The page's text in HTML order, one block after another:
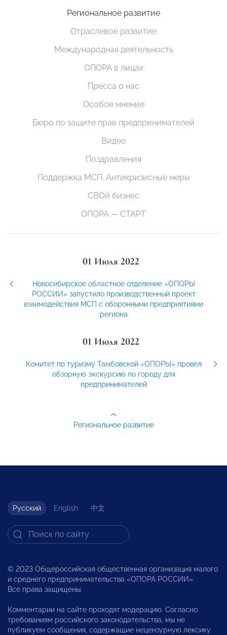
Региональное развитие
Отраслевое развитие
Международная деятельность
ОПОРА в лицах
Пресса о нас
Особое мнение
Бюро по защите прав предпринимателей
Видео
Поздравления
Поддержка МСП. Антикризисные меры
СВОй бизнес
ОПОРА — СТАРТ
01 Июля 2022
Новосибирское областное отделение «ОПОРЫ
РОССИИ» запустило производственный проект
взаимодействия МСП с оборонными предприятиями
региона
01 Июля 2022
Комитет по туризму Тамбовской «ОПОРЫ» провел
обзорную экскурсию по городу для
предпринимателей
Региональное развитие
Русский English 中文
© 2023 Общероссийская общественная организация малого
и среднего предпринимательства «ОПОРА РОССИИ».
Все права защищены.
Комментарии на сайте проходят модерацию. Согласно
требованиям российского законодательства, мы не
публикуем сообщения, содержащие нецензурную лексику